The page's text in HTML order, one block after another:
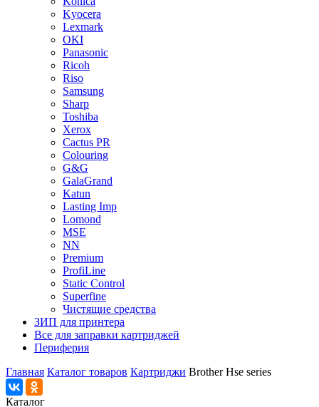
Kyocera
Lexmark
OKI
Panasonic
Ricoh
Riso
Samsung
Sharp
Toshiba
Xerox
Cactus PR
Colouring
G&G
GalaGrand
Katun
Lasting Imp
Lomond
MSE
NN
Premium
ProfiLine
Static Control
Superfine
Чистящие средства
ЗИП для принтера
Все для заправки картриджей
Периферия
Главная Каталог товаров Картриджи Brother Hse series
Каталог